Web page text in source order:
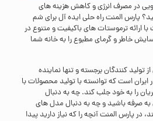
در مصرف انرژی و کاهش هزینه های
پارس المنت راه حلی ایده آل برای شم
ارائه ترموستات ‌های باکیفیت و متنوع در
خاطر و گرمای مطبوع را به خانه شما
تولید کنندگان برجسته و تنها نماینده
ایران است که توانسته با تولید محصولات با
را به خود جلب کند. چه به دنبال
صرفه باشید و چه به دنبال مدل ‌های
در پارس المنت آنچه را که نیاز دارید پیدا